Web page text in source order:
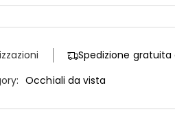
Spedizione gratuita
Occhiali da vista